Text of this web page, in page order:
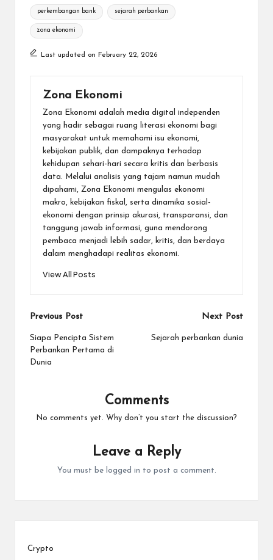
perkembangan bank sejarah perbankan
zona ekonomi
Last updated on February 22, 2026
Zona Ekonomi
Zona Ekonomi adalah media digital independen
yang hadir sebagai ruang literasi ekonomi bagi
masyarakat untuk memahami isu ekonomi,
kebijakan publik, dan dampaknya terhadap
kehidupan sehari-hari secara kritis dan berbasis
data. Melalui analisis yang tajam namun mudah
dipahami, Zona Ekonomi mengulas ekonomi
makro, kebijakan fiskal, serta dinamika sosial-
ekonomi dengan prinsip akurasi, transparansi, dan
tanggung jawab informasi, guna mendorong
pembaca menjadi lebih sadar, kritis, dan berdaya
dalam menghadapi realitas ekonomi.
View All Posts
Post
navigation
Previous Post
Siapa Pencipta Sistem
Perbankan Pertama di
Dunia
Next Post
Sejarah perbankan dunia
Comments
No comments yet. Why don’t you start the discussion?
Leave a Reply
You must be logged in to post a comment.
Crypto